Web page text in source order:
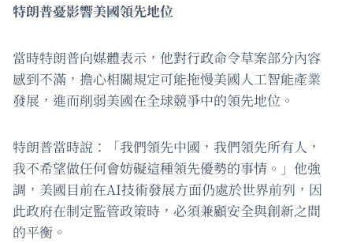
特朗普憂影響美國領先地位
當時特朗普向媒體表示，他對行政命令草案部分內容
感到不滿，擔心相關規定可能拖慢美國人工智能產業
發展，進而削弱美國在全球競爭中的領先地位。
特朗普當時說：「我們領先中國，我們領先所有人，
我不希望做任何會妨礙這種領先優勢的事情。」他強
調，美國目前在AI技術發展方面仍處於世界前列，因
此政府在制定監管政策時，必須兼顧安全與創新之間
的平衡。